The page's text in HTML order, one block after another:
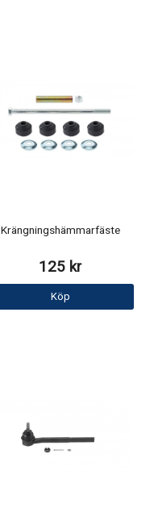
Krängningshämmarfäste
125 kr
Köp